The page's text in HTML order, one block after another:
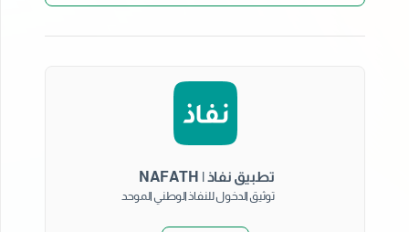
تطبيق نفاذ | NAFATH
توثيق الدخول للنفاذ الوطني الموحد